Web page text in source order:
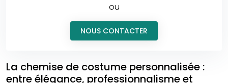
ou
NOUS CONTACTER
La chemise de costume personnalisée :
entre élégance, professionnalisme et